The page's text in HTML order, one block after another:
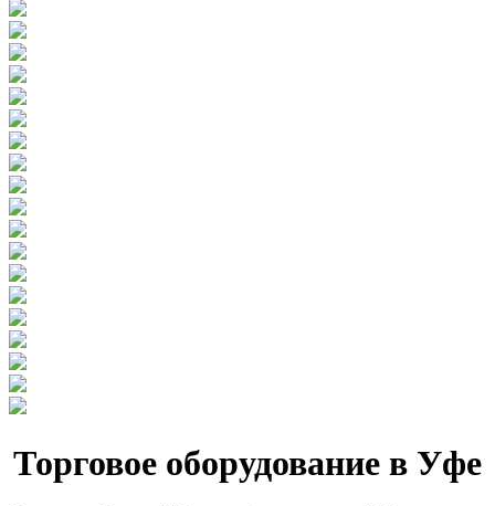
Торговое оборудование в Уфе